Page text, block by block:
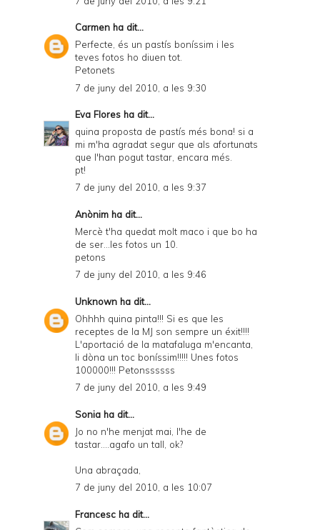
Carmen ha dit...
Perfecte, és un pastís boníssim i les
teves fotos ho diuen tot.
Petonets
7 de juny del 2010, a les 9:30
Eva Flores ha dit...
quina proposta de pastís més bona! si a
mi m'ha agradat segur que als afortunats
que l'han pogut tastar, encara més.
pt!
7 de juny del 2010, a les 9:37
Anònim ha dit...
Mercè t'ha quedat molt maco i que bo ha
de ser...les fotos un 10.
petons
7 de juny del 2010, a les 9:46
Unknown ha dit...
Ohhhh quina pinta!!! Si es que les
receptes de la MJ son sempre un éxit!!!!
L'aportació de la matafaluga m'encanta,
li dòna un toc boníssim!!!!! Unes fotos
100000!!! Petonssssss
7 de juny del 2010, a les 9:49
Sonia ha dit...
Jo no n'he menjat mai, l'he de
tastar....agafo un tall, ok?
Una abraçada,
7 de juny del 2010, a les 10:07
Francesc ha dit...